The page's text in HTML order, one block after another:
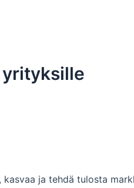
yrityksille
ja tehdä tulosta